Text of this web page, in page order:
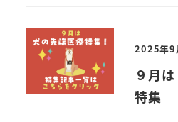
2025年9
９月
特集